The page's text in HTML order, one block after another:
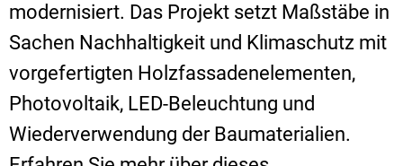
modernisiert. Das Projekt setzt Maßstäbe in
Sachen Nachhaltigkeit und Klimaschutz mit
vorgefertigten Holzfassadenelementen,
Photovoltaik, LED-Beleuchtung und
Wiederverwendung der Baumaterialien.